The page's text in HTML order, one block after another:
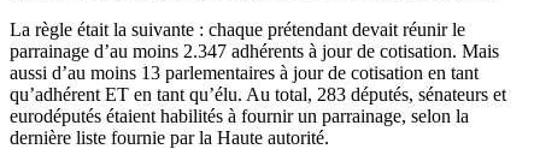
La règle était la suivante : chaque prétendant devait réunir le
parrainage d’au moins 2.347 adhérents à jour de cotisation. Mais
aussi d’au moins 13 parlementaires à jour de cotisation en tant
qu’adhérent ET en tant qu’élu. Au total, 283 députés, sénateurs et
eurodéputés étaient habilités à fournir un parrainage, selon la
dernière liste fournie par la Haute autorité.